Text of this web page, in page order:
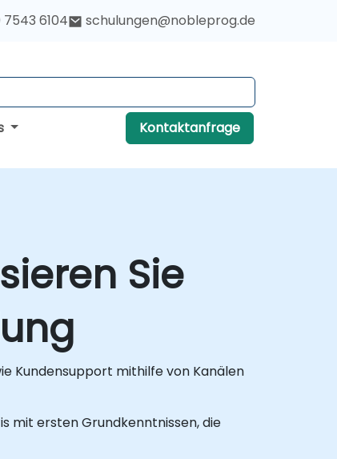
6104 schulungen@nobleprog.de
Kontaktanfrage
Sie
Kundensupport mithilfe von Kanälen
mit ersten Grundkenntnissen, die